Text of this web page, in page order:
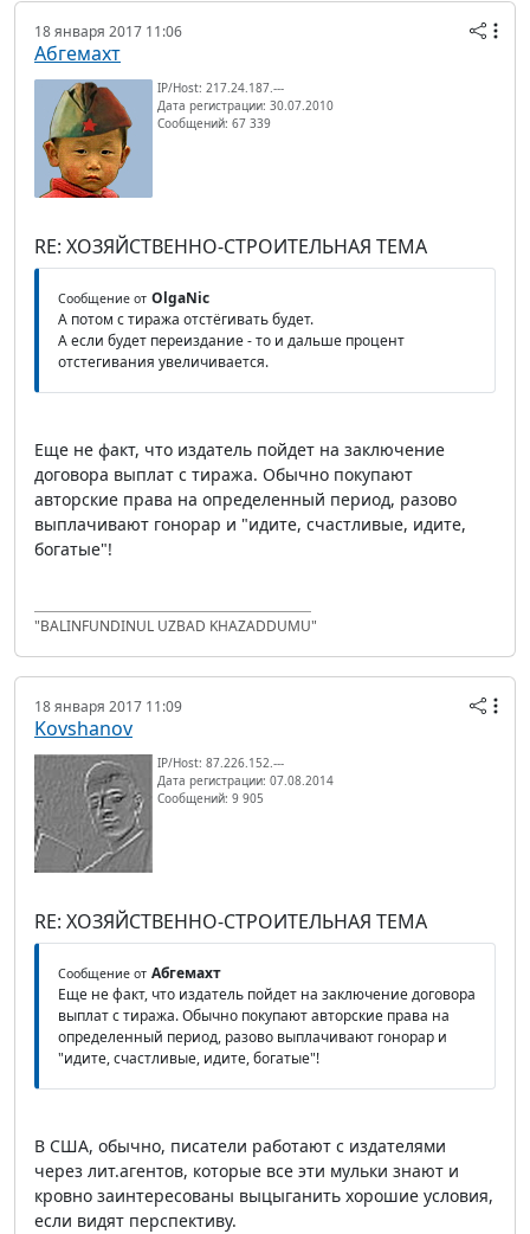
18 января 2017 11:06
Абгемахт
IP/Host: 217.24.187.---
Дата регистрации: 30.07.2010
Сообщений: 67 339
RE: ХОЗЯЙСТВЕННО-СТРОИТЕЛЬНАЯ ТЕМА
Сообщение от OlgaNic
А потом с тиража отстёгивать будет.
А если будет переиздание - то и дальше процент
отстегивания увеличивается.
Еще не факт, что издатель пойдет на заключение
договора выплат с тиража. Обычно покупают
авторские права на определенный период, разово
выплачивают гонорар и "идите, счастливые, идите,
богатые"!
"BALINFUNDINUL UZBAD KHAZADDUMU"
18 января 2017 11:09
Kovshanov
IP/Host: 87.226.152.---
Дата регистрации: 07.08.2014
Сообщений: 9 905
RE: ХОЗЯЙСТВЕННО-СТРОИТЕЛЬНАЯ ТЕМА
Сообщение от Абгемахт
Еще не факт, что издатель пойдет на заключение договора
выплат с тиража. Обычно покупают авторские права на
определенный период, разово выплачивают гонорар и
"идите, счастливые, идите, богатые"!
В США, обычно, писатели работают с издателями
через лит.агентов, которые все эти мульки знают и
кровно заинтересованы выцыганить хорошие условия,
если видят перспективу.